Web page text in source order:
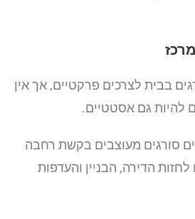
בבית לצרכים פרקטיים, אך אין
להיות גם אסטטיים.
סורגים מעוצבים בקשת רחבה
הדירה, הבניין והעדפות